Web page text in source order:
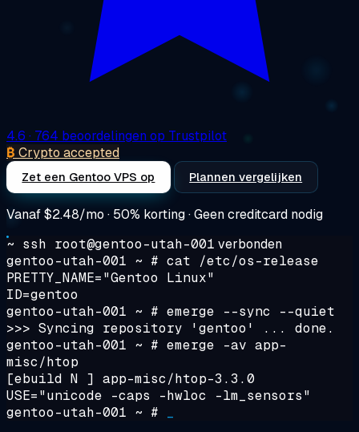
4.6 · 764 beoordelingen op Trustpilot
₿ Crypto accepted
Zet een Gentoo VPS op Plannen vergelijken
Vanaf$2.48/mo · 50% korting · Geen creditcard nodig
~ ssh root@gentoo-utah-001 verbonden
gentoo-utah-001 ~ # cat /etc/os-release
PRETTY_NAME="Gentoo Linux"
ID=gentoo
gentoo-utah-001 ~ # emerge --sync --quiet
>>> Syncing repository 'gentoo' ... done.
gentoo-utah-001 ~ # emerge -av app-
misc/htop
[ebuild N ] app-misc/htop-3.3.0
USE="unicode -caps -hwloc -lm_sensors"
gentoo-utah-001 ~ #